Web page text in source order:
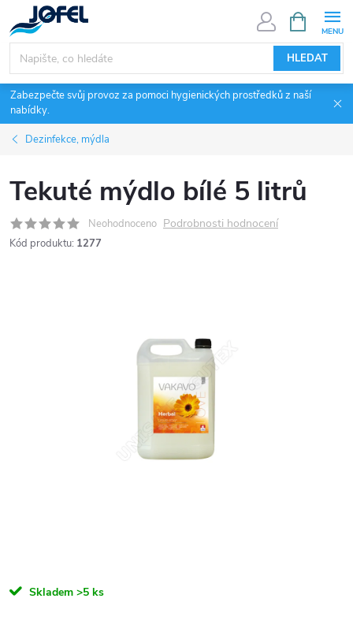
na
obsah
HLEDAT
NÁKUPNÍ
KOŠÍK
Zabezpečte svůj provoz za pomoci hygienických prostředků z naší
nabídky.
Dezinfekce, mýdla
Tekuté mýdlo bílé 5 litrů
Neohodnoceno Podrobnosti hodnocení
Kód produktu: 1277
Skladem >5 ks